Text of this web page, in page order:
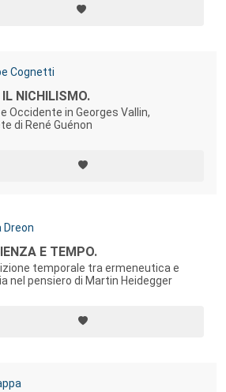
Cognetti
IL NICHILISMO.
Occidente in Georges Vallin,
di René Guénon
Dreon
E TEMPO.
temporale tra ermeneutica e
nel pensiero di Martin Heidegger